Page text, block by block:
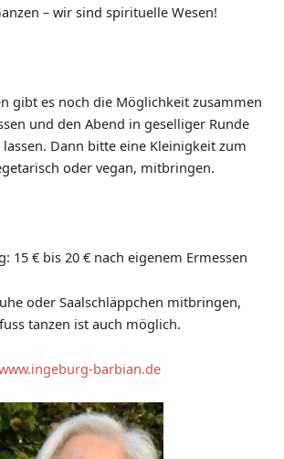
– wir sind spirituelle Wesen!
gibt es noch die Möglichkeit zusammen
und den Abend in geselliger Runde
Dann bitte eine Kleinigkeit zum
oder vegan, mitbringen.
15 € bis 20 € nach eigenem Ermessen
oder Saalschläppchen mitbringen,
tanzen ist auch möglich.
barbian.de